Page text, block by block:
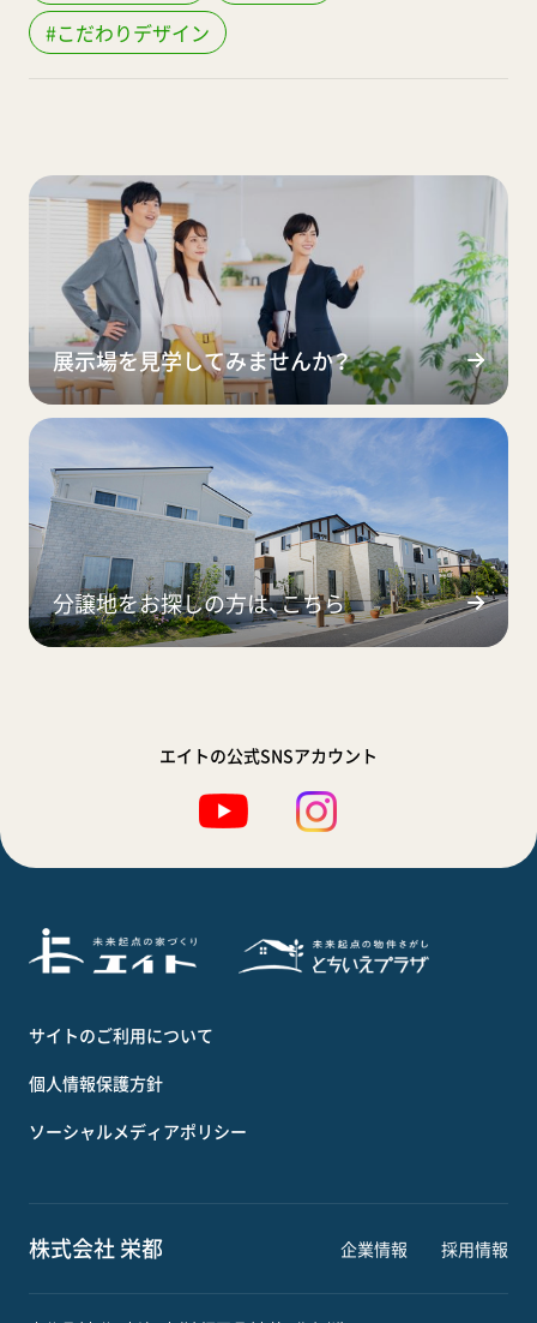
#こだわりデザイン
展示場を見学してみませんか？
分譲地をお探しの方は、こちら
エイトの公式SNSアカウント
サイトのご利用について
個人情報保護方針
ソーシャルメディアポリシー
株式会社 栄都 企業情報 採用情報